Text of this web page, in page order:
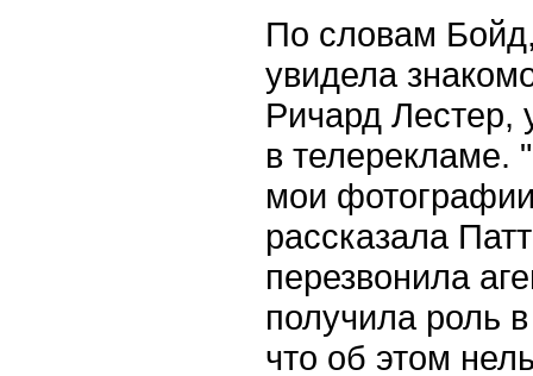
По словам
увидела
Ричард Лестер,
в телерекламе.
мои
рассказала
перезвонила
получила роль
что об этом